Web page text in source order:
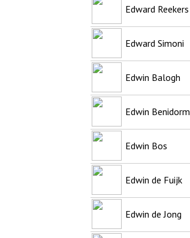
Edward Reekers
Edward Simoni
Edwin Balogh
Edwin Benidorm
Edwin Bos
Edwin de Fuijk
Edwin de Jong